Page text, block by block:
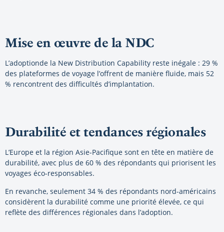
Mise en œuvre de la NDC
L’adoptionde la New Distribution Capability reste inégale : 29 %
des plateformes de voyage l’offrent de manière fluide, mais 52
% rencontrent des difficultés d’implantation.
Durabilité et tendances régionales
L’Europe et la région Asie-Pacifique sont en tête en matière de
durabilité, avec plus de 60 % des répondants qui priorisent les
voyages éco-responsables.
En revanche, seulement 34 % des répondants nord-américains
considèrent la durabilité comme une priorité élevée, ce qui
reflète des différences régionales dans l’adoption.